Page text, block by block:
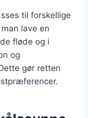
til forskellige
lave en
fløde og i
og
gør retten